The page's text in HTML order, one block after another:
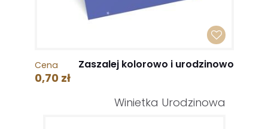
Cena
0,70 zł
Zaszalej kolorowo i urodzinowo
Winietka Urodzinowa